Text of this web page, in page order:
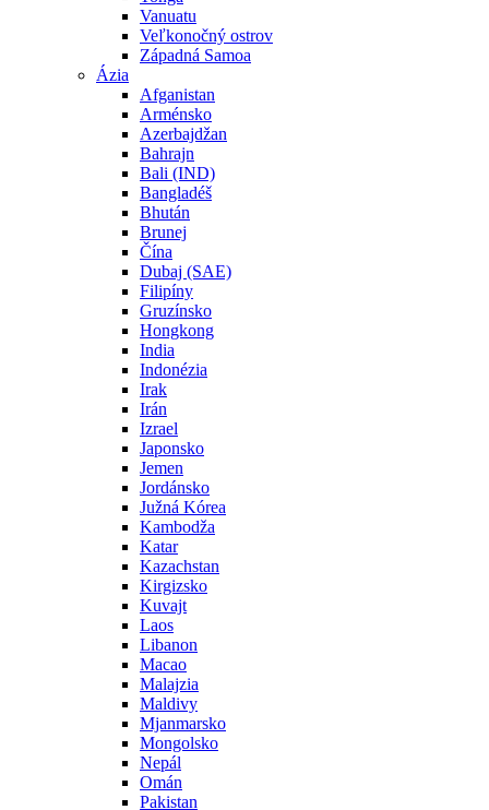
Vanuatu
Veľkonočný ostrov
Západná Samoa
Ázia
Afganistan
Arménsko
Azerbajdžan
Bahrajn
Bali (IND)
Bangladéš
Bhután
Brunej
Čína
Dubaj (SAE)
Filipíny
Gruzínsko
Hongkong
India
Indonézia
Irak
Irán
Izrael
Japonsko
Jemen
Jordánsko
Južná Kórea
Kambodža
Katar
Kazachstan
Kirgizsko
Kuvajt
Laos
Libanon
Macao
Malajzia
Maldivy
Mjanmarsko
Mongolsko
Nepál
Omán
Pakistan